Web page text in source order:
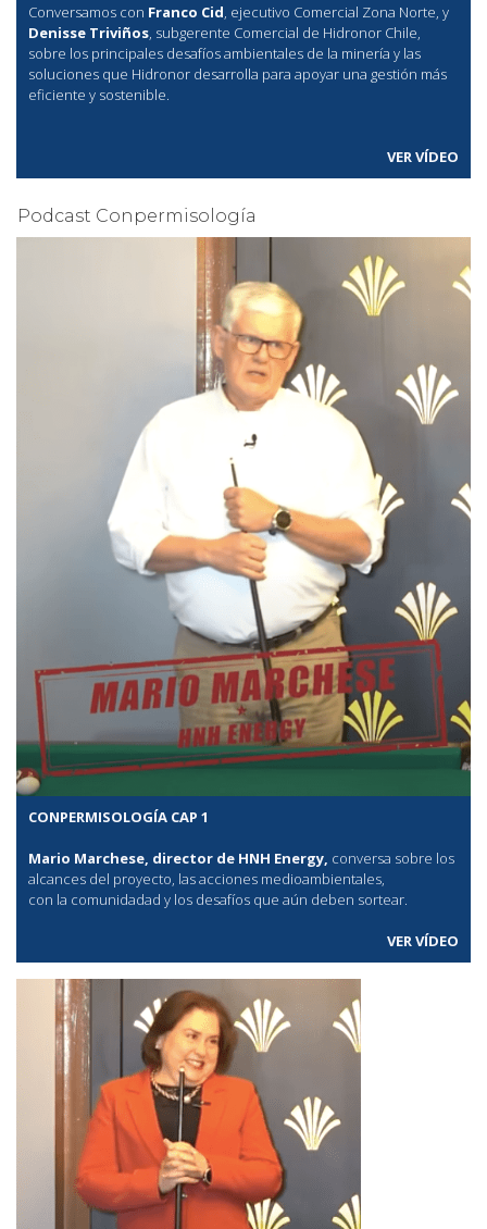
Conversamos con Franco Cid, ejecutivo Comercial Zona Norte, y
Denisse Triviños, subgerente Comercial de Hidronor Chile,
sobre los principales desafíos ambientales de la minería y las
soluciones que Hidronor desarrolla para apoyar una gestión más
eficiente y sostenible.
VER VÍDEO
Podcast Conpermisología
CONPERMISOLOGÍA CAP 1
Mario Marchese, director de HNH Energy, conversa sobre los
alcances del proyecto, las acciones medioambientales,
con la comunidadad y los desafíos que aún deben sortear.
VER VÍDEO